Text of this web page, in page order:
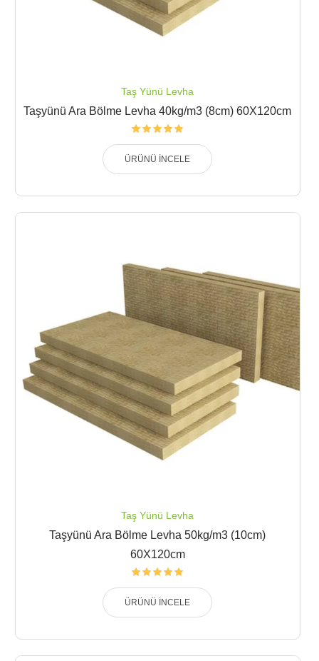
Taş Yünü Levha
Taşyünü Ara Bölme Levha 40kg/m3 (8cm) 60X120cm
ÜRÜNÜ İNCELE
Taş Yünü Levha
Taşyünü Ara Bölme Levha 50kg/m3 (10cm)
60X120cm
ÜRÜNÜ İNCELE